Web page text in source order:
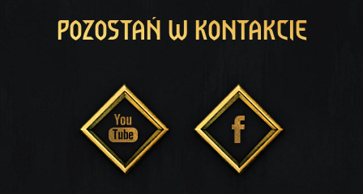
POZOSTAŃ W KONTAKCIE